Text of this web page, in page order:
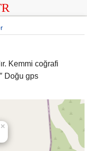
Kemmi coğrafi
Doğu gps
×